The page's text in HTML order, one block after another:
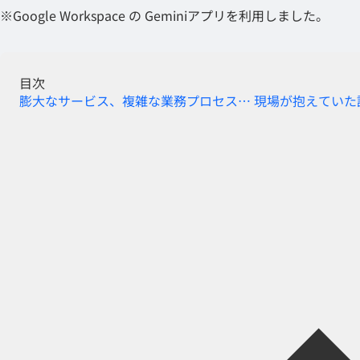
※Google Workspace の Geminiアプリを利用しました。
目次
膨大なサービス、複雑な業務プロセス… 現場が抱えてい